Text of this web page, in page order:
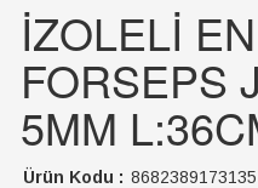
İZOLELİ
FORSEPS
5MM
Ürün Kodu : 8682389173135